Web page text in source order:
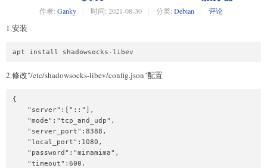
作者: Ganky 时间: 2021-08-30 分类: Debian 评论
1.安装
2.修改"/etc/shadowsocks-libev/config.json"配置
{
    "server":["::"],
    "mode":"tcp_and_udp",
    "server_port":8388,
    "local_port":1080,
    "password":"mimamima",
    "timeout":600,